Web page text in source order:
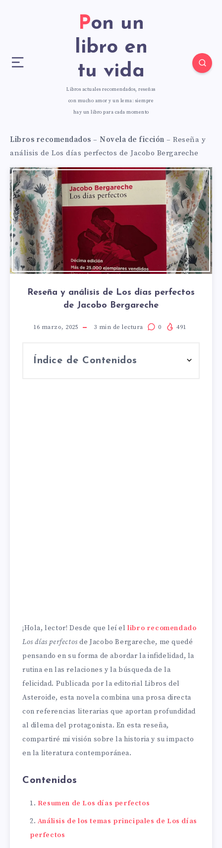
Pon un
libro en
tu vida
Libros actuales recomendados, reseñas
con mucho amor y un lema: siempre
hay un libro para cada momento
Libros recomendados – Novela de ficción – Reseña y
análisis de Los días perfectos de Jacobo Bergareche
Reseña y análisis de Los días perfectos
de Jacobo Bergareche
16 marzo, 2025 3 min de lectura 0 491
Índice de Contenidos
¡Hola, lector! Desde que leí ellibro recomendado
Los días perfectos de Jacobo Bergareche, me quedé
pensando en su forma de abordar la infidelidad, la
rutina en las relaciones y la búsqueda de la
felicidad. Publicada por la editorial Libros del
Asteroide, esta novela combina una prosa directa
con referencias literarias que aportan profundidad
al dilema del protagonista. En esta reseña,
compartiré mi visión sobre la historia y su impacto
en la literatura contemporánea.
Contenidos
Resumen de Los días perfectos
Análisis de los temas principales de Los días
perfectos